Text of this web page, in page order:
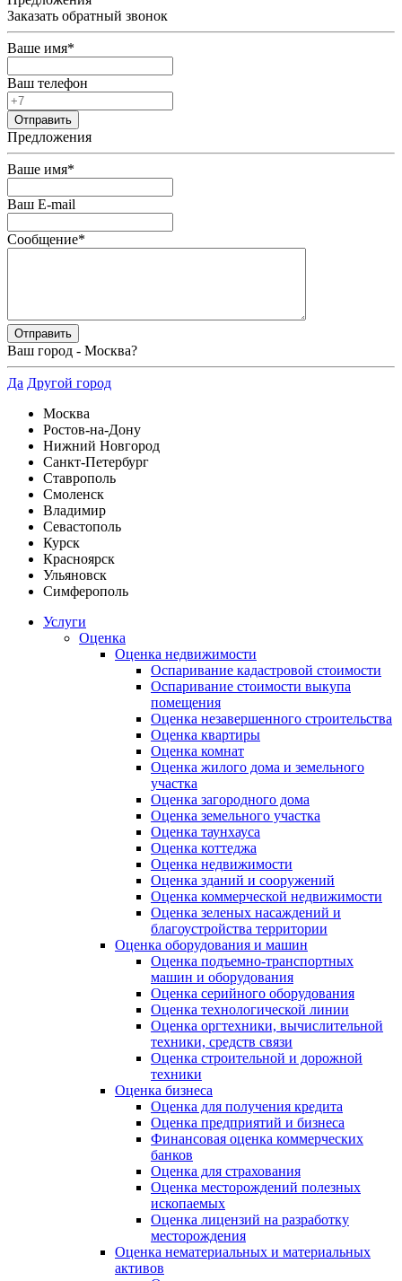
Заказать обратный звонок
Ваше имя*
Ваш телефон
Предложения
Ваше имя*
Ваш E-mail
Сообщение*
Ваш город - Москва?
Да Другой город
Москва
Ростов-на-Дону
Нижний Новгород
Санкт-Петербург
Ставрополь
Смоленск
Владимир
Севастополь
Курск
Красноярск
Ульяновск
Симферополь
Услуги
Оценка
Оценка недвижимости
Оспаривание кадастровой стоимости
Оспаривание стоимости выкупа
помещения
Оценка незавершенного строительства
Оценка квартиры
Оценка комнат
Оценка жилого дома и земельного
участка
Оценка загородного дома
Оценка земельного участка
Оценка таунхауса
Оценка коттеджа
Оценка недвижимости
Оценка зданий и сооружений
Оценка коммерческой недвижимости
Оценка зеленых насаждений и
благоустройства территории
Оценка оборудования и машин
Оценка подъемно-транспортных
машин и оборудования
Оценка серийного оборудования
Оценка технологической линии
Оценка оргтехники, вычислительной
техники, средств связи
Оценка строительной и дорожной
техники
Оценка бизнеса
Оценка для получения кредита
Оценка предприятий и бизнеса
Финансовая оценка коммерческих
банков
Оценка для страхования
Оценка месторождений полезных
ископаемых
Оценка лицензий на разработку
месторождения
Оценка нематериальных и материальных
активов